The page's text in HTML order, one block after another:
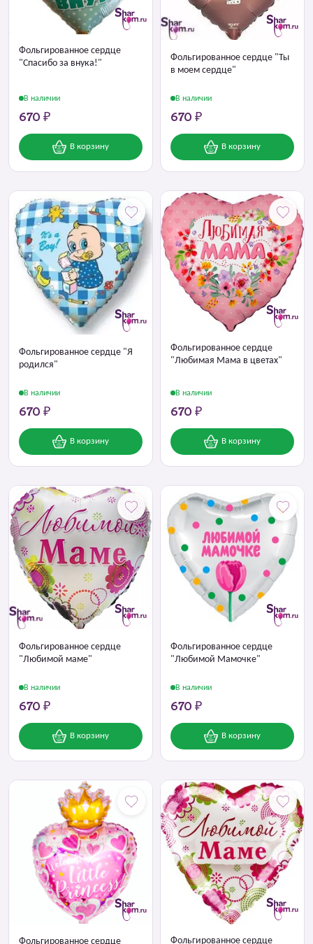
Фольгированное сердце
"Спасибо за внука!"
В наличии
670 ₽
В корзину
Фольгированное сердце "Ты
в моем сердце"
В наличии
670 ₽
В корзину
Фольгированное сердце "Я
родился"
В наличии
670 ₽
В корзину
Фольгированное сердце
"Любимая Мама в цветах"
В наличии
670 ₽
В корзину
Фольгированное сердце
"Любимой маме"
В наличии
670 ₽
В корзину
Фольгированное сердце
"Любимой Мамочке"
В наличии
670 ₽
В корзину
Фольгированное сердце Фольгированное сердце